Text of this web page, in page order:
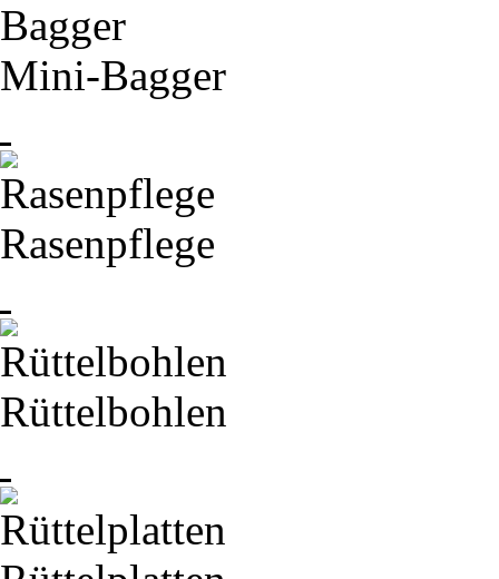
Mini-Bagger
Rasenpflege
Rüttelbohlen